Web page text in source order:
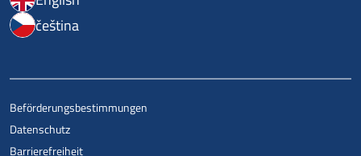
čeština
Beförderungsbestimmungen
Datenschutz
Barrierefreiheit